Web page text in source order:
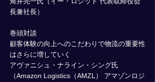
長兼社長）
巻頭対談
顧客体験の向上へのこだわりで物流の重要性
はさらに増していく
アヴァニシュ・ナライン・シング氏
（Amazon Logistics（AMZL） アマゾンロジ